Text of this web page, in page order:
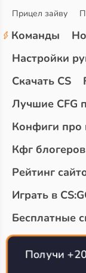
Прицел зайву
Команды
Настройки
Скачать CS
Лучшие CFG
Конфиги про
Кфг
Рейтинг
Играть в
Бесплатные
Топ сайтов с
Получи